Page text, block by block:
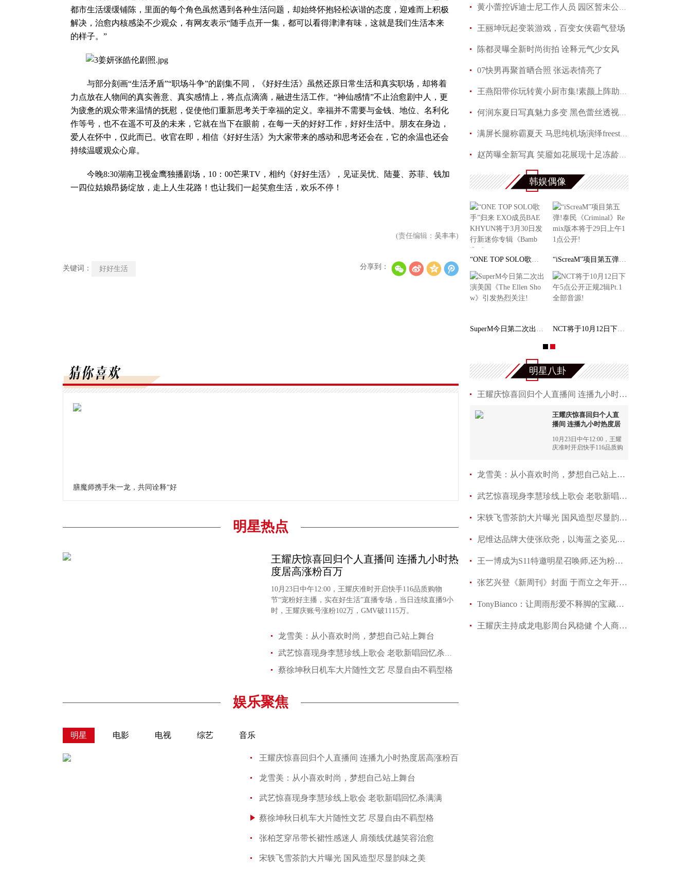
都市生活缓缓铺陈，里面的每个角色虽然遇到各种生活问题，却始终怀抱轻松诙谐的态度，迎难而上积极
解决，治愈内核感染不少观众，有网友表示“随手点开一集，都可以看得津津有味，这就是我们生活本来
的样子。”
与部分刻画“生活矛盾”“职场斗争”的剧集不同，《好好生活》虽然还原日常生活和真实职场，却将着
力点放在人物间的真实善意、真实感情上，将点点滴滴，融进生活工作。“神仙感情”不止治愈剧中人，更
为疲惫的观众带来温情的抚慰，促使他们重新思考关于幸福的定义。幸福并不需要与金钱、地位、名利化
作等号，也不在遥不可及的未来，它就在当下在眼前，在每一天的好好工作，好好生活中。朋友在身边，
爱人在怀中，仅此而已。收官在即，相信《好好生活》为大家带来的感动和思考还会在，它的余温也还会
持续温暖观众心扉。
今晚8:30湖南卫视金鹰独播剧场，10：00芒果TV，相约《好好生活》，见证吴忧、陆蔓、苏菲、钱加
一四位姑娘昂扬绽放，走上人生花路！也让我们一起笑愈生活，欢乐不停！
(责任编辑： 吴丰丰)
关键词： 好好生活 分享到：
膳魔师携手朱一龙，共同诠释“好
明星热点
王耀庆惊喜回归个人直播间 连播九小时热
度居高涨粉百万
10月23日中午12:00，王耀庆准时开启快手116品质购物
节“宠粉好主播，实在好生活”直播专场，当日连续直播9小
时，王耀庆账号涨粉102万，GMV破1115万。
龙雪美：从小喜欢时尚，梦想自己站上舞台
武艺惊喜现身李慧珍线上歌会 老歌新唱回忆杀满满
蔡徐坤秋日机车大片随性文艺 尽显自由不羁型格
娱乐聚焦
明星 电影 电视 综艺 音乐
王耀庆惊喜回归个人直播间 连播九小时热度居高涨粉百
龙雪美：从小喜欢时尚，梦想自己站上舞台
武艺惊喜现身李慧珍线上歌会 老歌新唱回忆杀满满
蔡徐坤秋日机车大片随性文艺 尽显自由不羁型格
张柏芝穿吊带长裙性感迷人 肩颈线优越笑容治愈
宋轶飞雪茶韵大片曝光 国风造型尽显韵味之美
黄小蕾控诉迪士尼工作人员 园区暂未公开回应当事
王丽坤玩起变装游戏，百变女侠霸气登场
陈都灵曝全新时尚街拍 诠释元气少女风
07快男再聚首晒合照 张远表情亮了
王燕阳带你玩转黄小厨市集!素颜上阵助力嫣然天使
何润东夏日写真魅力多变 黑色蕾丝透视西装性感吸
满屏长腿称霸夏天 马思纯机场演绎freestyle
赵芮曝全新写真 笑靥如花展现十足冻龄魅力
安以轩夏威夷大婚 “红娘”李茂弦子携手参加婚礼
韩娱偶像
权俞利亲自剧透《Bossam - Steal the Fate》下 “ONE TOP SOLO歌手”归来 EXO成员BAEKHYUN将于 “iScreaM”项目第五弹!泰民《Criminal》Remix
SuperM今日第二次出演美国《The Ellen Show》引 NCT将于10月12日下午5点公开正规2辑Pt.1全部音
明星八卦
王耀庆惊喜回归个人直播间 连播九小时热度居高
王耀庆惊喜回归个人直
播间 连播九小时热度居
10月23日中午12:00，王耀
庆准时开启快手116品质购
直播9小时，王耀庆账号涨
粉102万，GMV破1115
龙雪美：从小喜欢时尚，梦想自己站上舞台
武艺惊喜现身李慧珍线上歌会 老歌新唱回忆杀满
宋轶飞雪茶韵大片曝光 国风造型尽显韵味之美
尼维达品牌大使张欣尧，以海蓝之姿见证潮酷型格
王一博成为S11特邀明星召唤师,还为粉丝设计图标
张艺兴登《新周刊》封面 于而立之年开启人生“
TonyBianco：让周雨彤爱不释脚的宝藏女鞋品牌
王耀庆主持成龙电影周台风稳健 个人商业价值持